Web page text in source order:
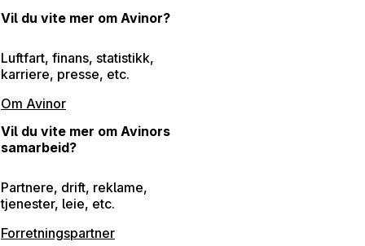
Vil du vite mer om Avinor?
Luftfart, finans, statistikk,
karriere, presse, etc.
Om Avinor
Vil du vite mer om Avinors
samarbeid?
Partnere, drift, reklame,
tjenester, leie, etc.
Forretningspartner